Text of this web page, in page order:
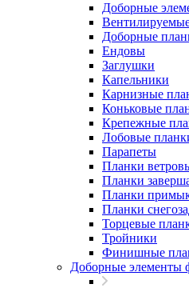
Доборные
Доборные
Ендовы
Заглушки
Капельники
Карнизные
Коньковые
Крепежные
Лобовые
Парапеты
Планки
Планки
Планки
Планки
Торцевые
Тройники
Финишные
Доборные элементы